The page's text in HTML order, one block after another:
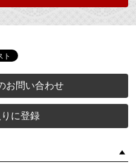
お問い合わせ
に登録